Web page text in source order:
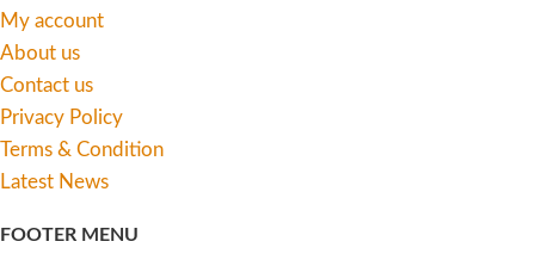
My account
About us
Contact us
Privacy Policy
Terms & Condition
Latest News
FOOTER MENU